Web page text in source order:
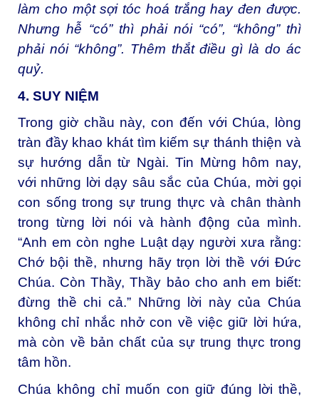
làm cho một sợi tóc hoá trắng hay đen được.
Nhưng hễ “có” thì phải nói “có”, “không” thì
phải nói “không”. Thêm thắt điều gì là do ác
quỷ.
4. SUY NIỆM
Trong giờ chầu này, con đến với Chúa, lòng
tràn đầy khao khát tìm kiếm sự thánh thiện và
sự hướng dẫn từ Ngài. Tin Mừng hôm nay,
với những lời dạy sâu sắc của Chúa, mời gọi
con sống trong sự trung thực và chân thành
trong từng lời nói và hành động của mình.
“Anh em còn nghe Luật dạy người xưa rằng:
Chớ bội thề, nhưng hãy trọn lời thề với Đức
Chúa. Còn Thầy, Thầy bảo cho anh em biết:
đừng thề chi cả.” Những lời này của Chúa
không chỉ nhắc nhở con về việc giữ lời hứa,
mà còn về bản chất của sự trung thực trong
tâm hồn.
Chúa không chỉ muốn con giữ đúng lời thề,